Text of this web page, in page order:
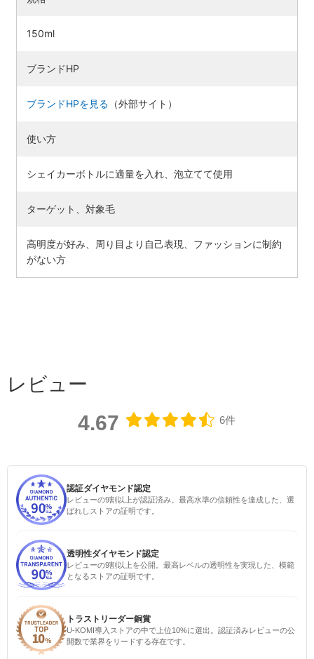
150ml
ブランドHP
ブランドHPを見る （外部サイト）
使い方
シェイカーボトルに適量を入れ、泡立てて使用
ターゲット、対象毛
高明度が好み、周り目より自己表現、ファッションに制約
がない方
レビュー
4.67 6件
認証ダイヤモンド認定
レビューの9割以上が認証済み。最高水準の信頼性を達成した、選
ばれしストアの証明です。
透明性ダイヤモンド認定
レビューの9割以上を公開。最高レベルの透明性を実現した、模範
となるストアの証明です。
トラストリーダー銅賞
U-KOMI導入ストアの中で上位10%に選出。認証済みレビューの公
開数で業界をリードする存在です。